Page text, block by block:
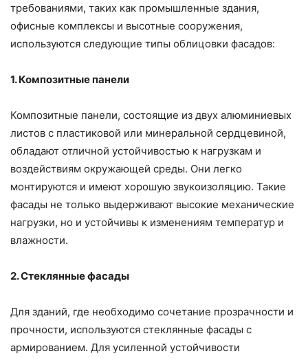
требованиями, таких как промышленные здания,
офисные комплексы и высотные сооружения,
используются следующие типы облицовки фасадов:
1. Композитные панели
Композитные панели, состоящие из двух алюминиевых
листов с пластиковой или минеральной сердцевиной,
обладают отличной устойчивостью к нагрузкам и
воздействиям окружающей среды. Они легко
монтируются и имеют хорошую звукоизоляцию. Такие
фасады не только выдерживают высокие механические
нагрузки, но и устойчивы к изменениям температур и
влажности.
2. Стеклянные фасады
Для зданий, где необходимо сочетание прозрачности и
прочности, используются стеклянные фасады с
армированием. Для усиленной устойчивости